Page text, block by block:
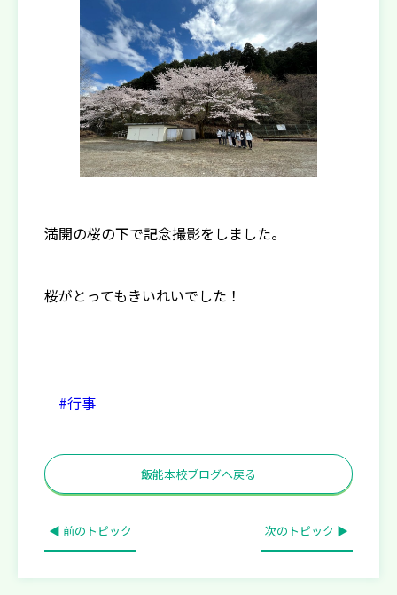
満開の桜の下で記念撮影をしました。
桜がとってもきいれいでした！
#行事
飯能本校ブログへ戻る
◀ 前のトピック 次のトピック ▶